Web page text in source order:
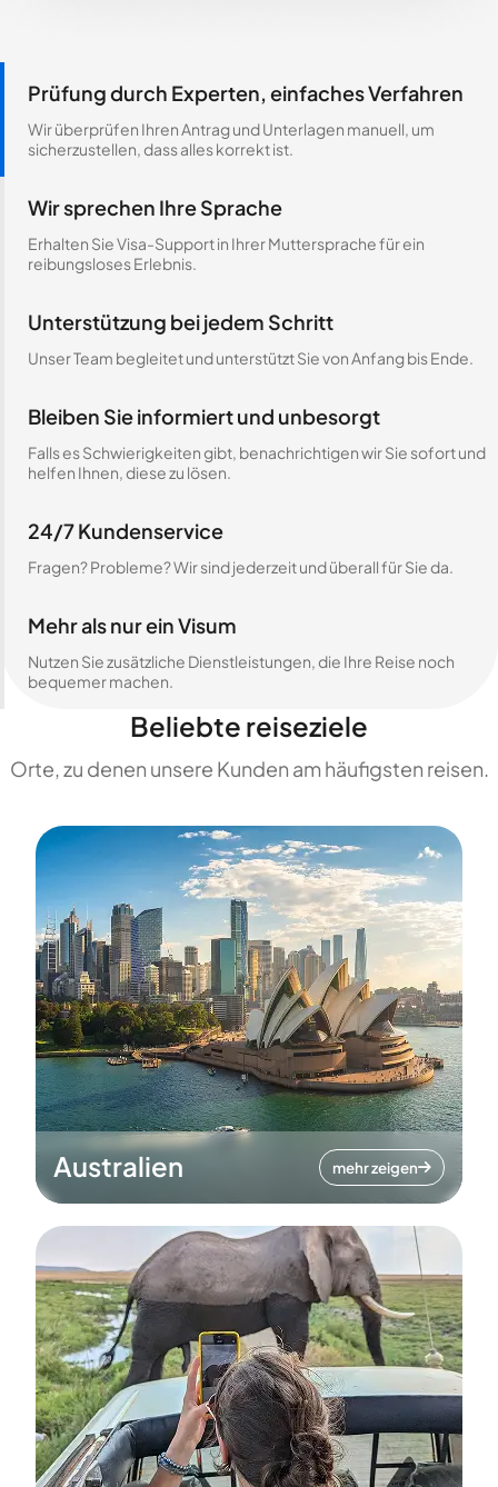
Prüfung durch Experten, einfaches Verfahren
Wir überprüfen Ihren Antrag und Unterlagen manuell, um
sicherzustellen, dass alles korrekt ist.
Wir sprechen Ihre Sprache
Erhalten Sie Visa-Support in Ihrer Muttersprache für ein
reibungsloses Erlebnis.
Unterstützung bei jedem Schritt
Unser Team begleitet und unterstützt Sie von Anfang bis Ende.
Bleiben Sie informiert und unbesorgt
Falls es Schwierigkeiten gibt, benachrichtigen wir Sie sofort und
helfen Ihnen, diese zu lösen.
24/7 Kundenservice
Fragen? Probleme? Wir sind jederzeit und überall für Sie da.
Mehr als nur ein Visum
Nutzen Sie zusätzliche Dienstleistungen, die Ihre Reise noch
bequemer machen.
Beliebte reiseziele
Orte, zu denen unsere Kunden am häufigsten reisen.
Australien mehr zeigen